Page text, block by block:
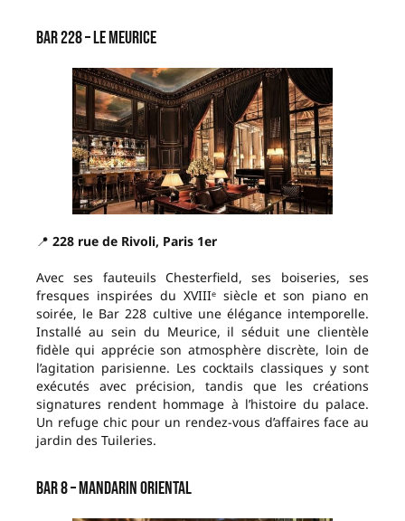
Bar 228 – Le Meurice
📍 228 rue de Rivoli, Paris 1er
Avec ses fauteuils Chesterfield, ses boiseries, ses
fresques inspirées du XVIIIᵉ siècle et son piano en
soirée, le Bar 228 cultive une élégance intemporelle.
Installé au sein du Meurice, il séduit une clientèle
fidèle qui apprécie son atmosphère discrète, loin de
l’agitation parisienne. Les cocktails classiques y sont
exécutés avec précision, tandis que les créations
signatures rendent hommage à l’histoire du palace.
Un refuge chic pour un rendez-vous d’affaires face au
jardin des Tuileries.
Bar 8 – Mandarin Oriental